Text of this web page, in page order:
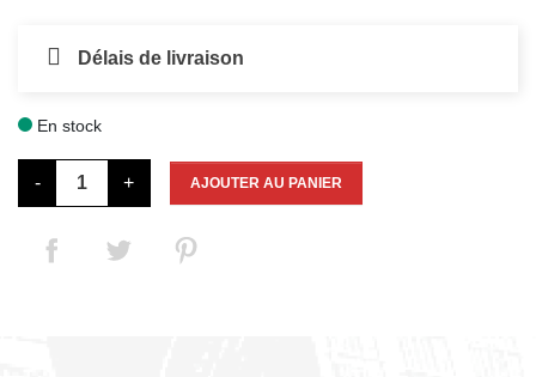
Délais de livraison
En stock
- + AJOUTER AU PANIER